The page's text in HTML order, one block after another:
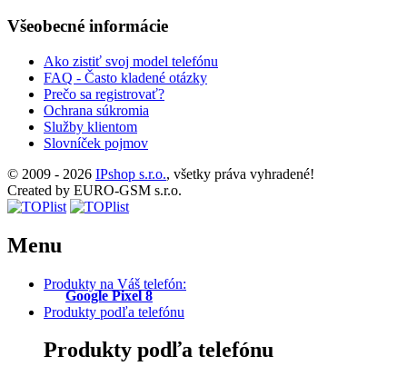
Všeobecné informácie
Ako zistiť svoj model telefónu
FAQ - Často kladené otázky
Prečo sa registrovať?
Ochrana súkromia
Služby klientom
Slovníček pojmov
© 2009 - 2026 IPshop s.r.o., všetky práva vyhradené!
Created by EURO-GSM s.r.o.
Menu
Produkty na Váš telefón:
Google Pixel 8
Produkty podľa telefónu
Produkty podľa telefónu